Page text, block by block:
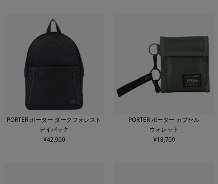
PORTER ポーター ダークフォレスト
デイパック
¥42,900
PORTER ポーター カプセル
ウォレット
¥18,700